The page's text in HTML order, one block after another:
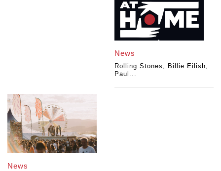
News
Rolling Stones, Billie Eilish,
Paul...
News